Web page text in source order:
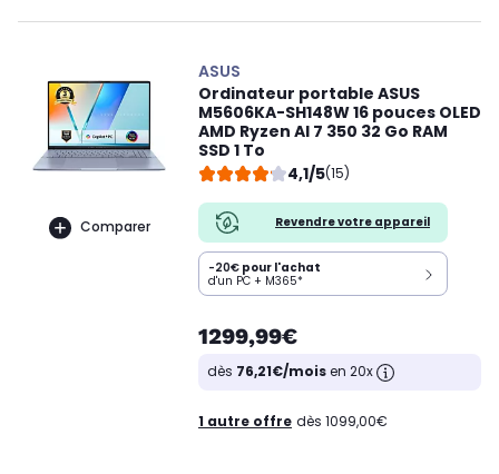
Comparer
ASUS
Ordinateur portable ASUS
M5606KA-SH148W 16 pouces OLED
AMD Ryzen AI 7 350 32 Go RAM
SSD 1 To
4,1/5(15)
Revendre votre appareil
-20€ pour l'achat
d'un PC + M365*
1299,99€
dès 76,21€/moisen 20x
1 autre offre dès 1099,00€